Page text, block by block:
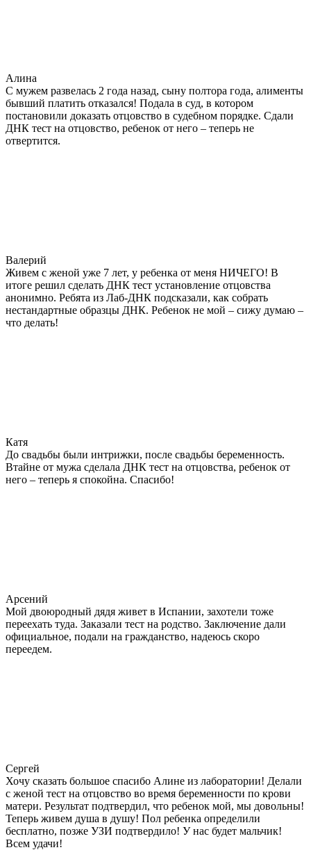
Алина
С мужем развелась 2 года назад, сыну полтора года, алименты
бывший платить отказался! Подала в суд, в котором
постановили доказать отцовство в судебном порядке. Сдали
ДНК тест на отцовство, ребенок от него – теперь не
отвертится.
Валерий
Живем с женой уже 7 лет, у ребенка от меня НИЧЕГО! В
итоге решил сделать ДНК тест установление отцовства
анонимно. Ребята из Лаб-ДНК подсказали, как собрать
нестандартные образцы ДНК. Ребенок не мой – сижу думаю –
что делать!
Катя
До свадьбы были интрижки, после свадьбы беременность.
Втайне от мужа сделала ДНК тест на отцовства, ребенок от
него – теперь я спокойна. Спасибо!
Арсений
Мой двоюродный дядя живет в Испании, захотели тоже
переехать туда. Заказали тест на родство. Заключение дали
официальное, подали на гражданство, надеюсь скоро
переедем.
Сергей
Хочу сказать большое спасибо Алине из лаборатории! Делали
с женой тест на отцовство во время беременности по крови
матери. Результат подтвердил, что ребенок мой, мы довольны!
Теперь живем душа в душу! Пол ребенка определили
бесплатно, позже УЗИ подтвердило! У нас будет мальчик!
Всем удачи!